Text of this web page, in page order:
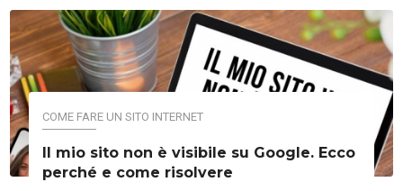
COME FARE UN SITO INTERNET
Il mio sito non è visibile su Google. Ecco
perché e come risolvere